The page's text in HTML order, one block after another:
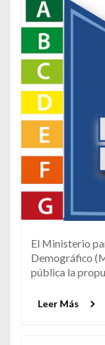
El Ministerio
Demográfico
pública la
Leer Más